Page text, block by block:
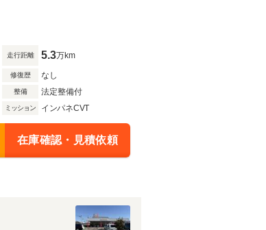
走行距離 5.3万km
修復歴 なし
整備 法定整備付
ミッション インパネCVT
在庫確認・見積依頼